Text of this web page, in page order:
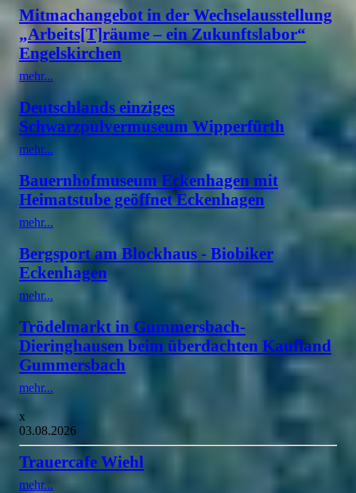
Mitmachangebot in der Wechselausstellung
„Arbeits[T]räume – ein Zukunftslabor“
Engelskirchen
mehr...
Deutschlands einziges
Schwarzpulvermuseum Wipperfürth
mehr...
Bauernhofmuseum Eckenhagen mit
Heimatstube geöffnet Eckenhagen
mehr...
Bergsport am Blockhaus - Biobiker
Eckenhagen
mehr...
Trödelmarkt in Gummersbach-
Dieringhausen beim überdachten Kaufland
Gummersbach
mehr...
x
03.08.2026
Trauercafe Wiehl
mehr...